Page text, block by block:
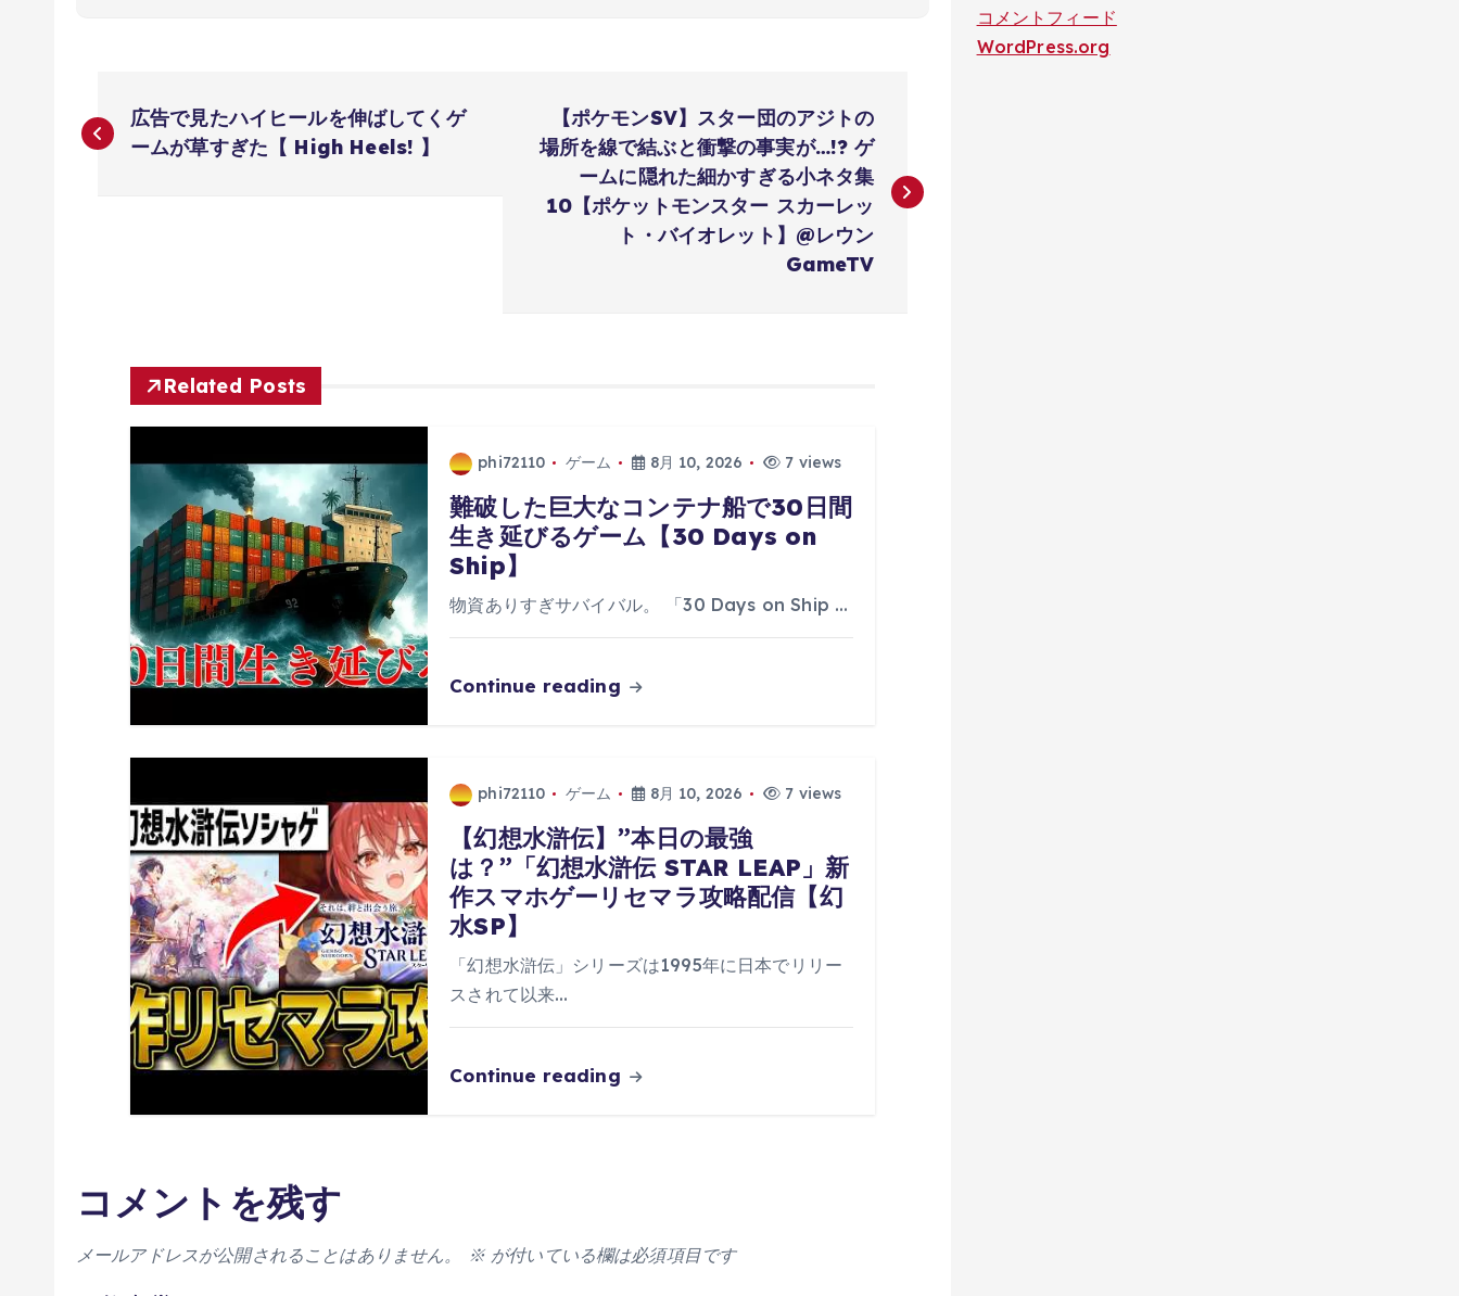
投
稿
広告で見たハイヒールを伸ばしてくゲ
ームが草すぎた【 High Heels! 】
【ポケモンSV】スター団のアジトの
場所を線で結ぶと衝撃の事実が…!? ゲ
ームに隠れた細かすぎる小ネタ集
10【ポケットモンスター スカーレッ
ト・バイオレット】@レウン
GameTV
Related Posts
phi72110 ゲーム 8月 10, 2026 7 views
難破した巨大なコンテナ船で30日間
生き延びるゲーム【30 Days on
Ship】
物資ありすぎサバイバル。 「30 Days on Ship …
Continue reading
phi72110 ゲーム 8月 10, 2026 7 views
【幻想水滸伝】”本日の最強
は？”「幻想水滸伝 STAR LEAP」新
作スマホゲーリセマラ攻略配信【幻
水SP】
「幻想水滸伝」シリーズは1995年に日本でリリー
スされて以来…
Continue reading
コメントを残す
メールアドレスが公開されることはありません。 ※が付いている欄は必須項目です
コメントフィード
WordPress.org